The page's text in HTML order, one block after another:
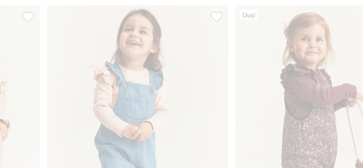
Pienikukkaiset henkselihousut, Lisää suosikkeihin Henkselihousut denimiä, Lisää
Uusi